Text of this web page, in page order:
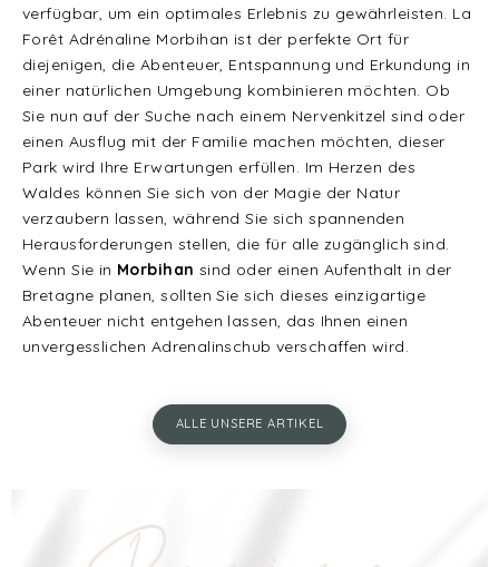
verfügbar, um ein optimales Erlebnis zu gewährleisten. La
Forêt Adrénaline Morbihan ist der perfekte Ort für
diejenigen, die Abenteuer, Entspannung und Erkundung in
einer natürlichen Umgebung kombinieren möchten. Ob
Sie nun auf der Suche nach einem Nervenkitzel sind oder
einen Ausflug mit der Familie machen möchten, dieser
Park wird Ihre Erwartungen erfüllen. Im Herzen des
Waldes können Sie sich von der Magie der Natur
verzaubern lassen, während Sie sich spannenden
Herausforderungen stellen, die für alle zugänglich sind.
Wenn Sie in Morbihan sind oder einen Aufenthalt in der
Bretagne planen, sollten Sie sich dieses einzigartige
Abenteuer nicht entgehen lassen, das Ihnen einen
unvergesslichen Adrenalinschub verschaffen wird.
ALLE UNSERE ARTIKEL